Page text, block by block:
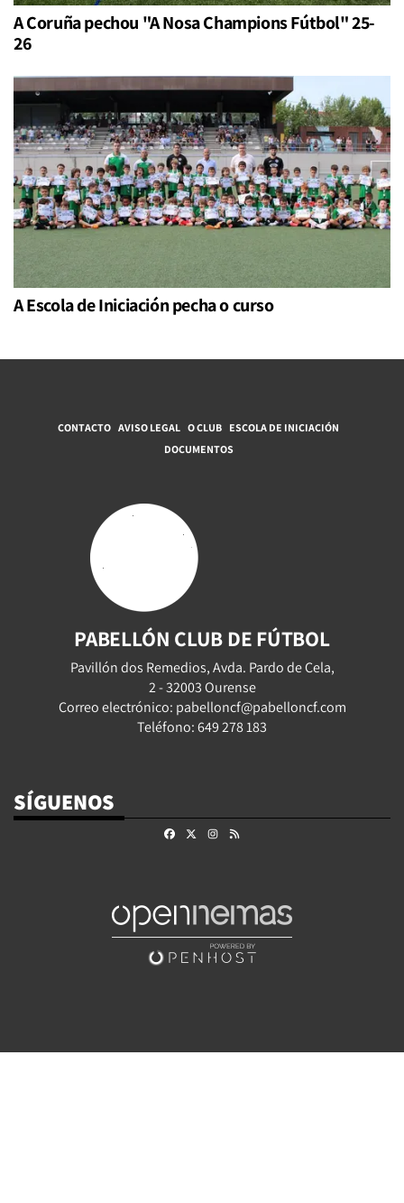
A Coruña pechou "A Nosa Champions Fútbol" 25-
26
A Escola de Iniciación pecha o curso
CONTACTO AVISO LEGAL O CLUB ESCOLA DE INICIACIÓN
DOCUMENTOS
PABELLÓN CLUB DE FÚTBOL
Pavillón dos Remedios, Avda. Pardo de Cela,
2 - 32003 Ourense
Correo electrónico: pabelloncf@pabelloncf.com
Teléfono: 649 278 183
SÍGUENOS
FacebookInstagram